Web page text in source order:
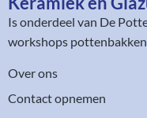
Is onderdeel van De
workshops
Over ons
Contact opnemen